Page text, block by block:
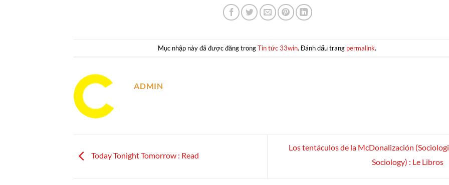
Mục nhập này đã được đăng trongTin tức 33win. Đánh dấu trang permalink.
ADMIN
Today Tonight Tomorrow : Read
Los tentáculos de la McDonalización
Sociology) : Le Libros